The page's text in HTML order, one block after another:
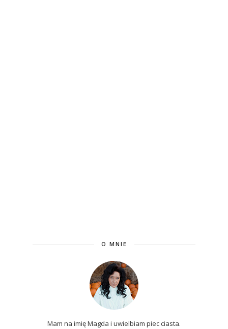
O MNIE
Mam na imię Magda i uwielbiam piec ciasta.